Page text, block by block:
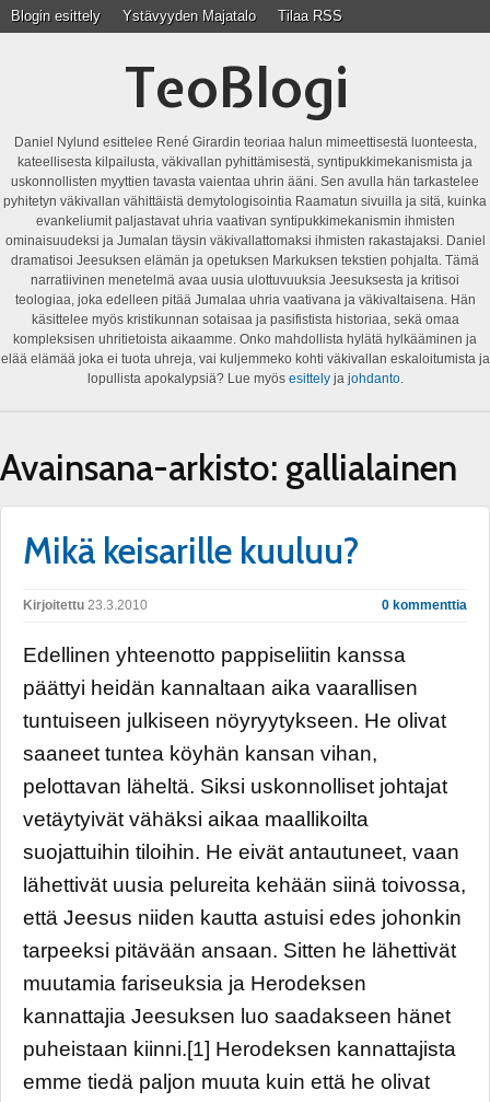
Blogin esittely Ystävyyden Majatalo Tilaa RSS
TeoBlogi
Daniel Nylund esittelee René Girardin teoriaa halun mimeettisestä luonteesta,
kateellisesta kilpailusta, väkivallan pyhittämisestä, syntipukkimekanismista ja
uskonnollisten myyttien tavasta vaientaa uhrin ääni. Sen avulla hän tarkastelee
pyhitetyn väkivallan vähittäistä demytologisointia Raamatun sivuilla ja sitä, kuinka
evankeliumit paljastavat uhria vaativan syntipukkimekanismin ihmisten
ominaisuudeksi ja Jumalan täysin väkivallattomaksi ihmisten rakastajaksi. Daniel
dramatisoi Jeesuksen elämän ja opetuksen Markuksen tekstien pohjalta. Tämä
narratiivinen menetelmä avaa uusia ulottuvuuksia Jeesuksesta ja kritisoi
teologiaa, joka edelleen pitää Jumalaa uhria vaativana ja väkivaltaisena. Hän
käsittelee myös kristikunnan sotaisaa ja pasifistista historiaa, sekä omaa
kompleksisen uhritietoista aikaamme. Onko mahdollista hylätä hylkääminen ja
elää elämää joka ei tuota uhreja, vai kuljemmeko kohti väkivallan eskaloitumista ja
lopullista apokalypsiä? Lue myös esittelyja johdanto.
Avainsana-arkisto: gallialainen
Mikä keisarille kuuluu?
Kirjoitettu 23.3.2010 0 kommenttia
Edellinen yhteenotto pappiseliitin kanssa
päättyi heidän kannaltaan aika vaarallisen
tuntuiseen julkiseen nöyryytykseen. He olivat
saaneet tuntea köyhän kansan vihan,
pelottavan läheltä. Siksi uskonnolliset johtajat
vetäytyivät vähäksi aikaa maallikoilta
suojattuihin tiloihin. He eivät antautuneet, vaan
lähettivät uusia pelureita kehään siinä toivossa,
että Jeesus niiden kautta astuisi edes johonkin
tarpeeksi pitävään ansaan. Sitten he lähettivät
muutamia fariseuksia ja Herodeksen
kannattajia Jeesuksen luo saadakseen hänet
puheistaan kiinni.[1] Herodeksen kannattajista
emme tiedä paljon muuta kuin että he olivat